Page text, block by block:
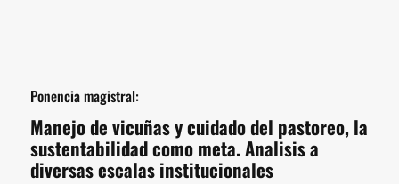
Ponencia magistral:
Manejo de vicuñas y cuidado del pastoreo, la
sustentabilidad como meta. Analisis a
diversas escalas institucionales